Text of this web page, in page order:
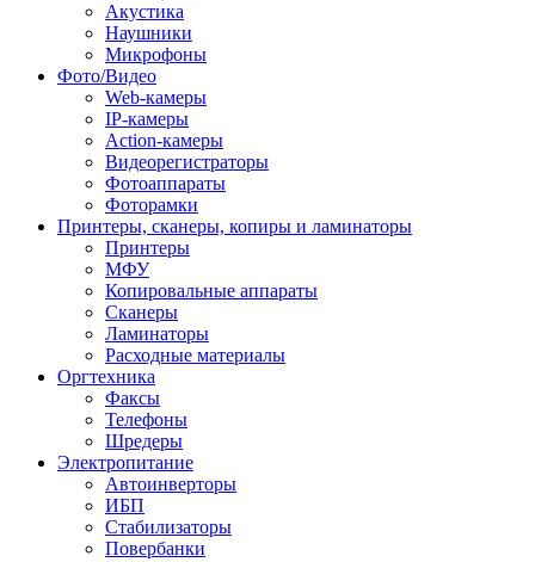
Акустика
Наушники
Микрофоны
Фото/Видео
Web-камеры
IP-камеры
Action-камеры
Видеорегистраторы
Фотоаппараты
Фоторамки
Принтеры, сканеры, копиры и ламинаторы
Принтеры
МФУ
Копировальные аппараты
Сканеры
Ламинаторы
Расходные материалы
Оргтехника
Факсы
Телефоны
Шредеры
Электропитание
Автоинверторы
ИБП
Стабилизаторы
Повербанки